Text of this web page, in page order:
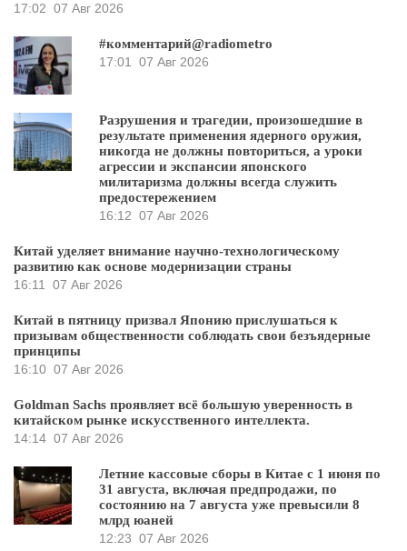
17:02 07 Авг 2026
#комментарий@radiometro
17:01
07 Авг 2026
Разрушения и трагедии, произошедшие в
результате применения ядерного оружия,
никогда не должны повториться, а уроки
агрессии и экспансии японского
милитаризма должны всегда служить
предостережением
16:12 07 Авг 2026
Китай уделяет внимание научно-технологическому
развитию как основе модернизации страны
16:11
07 Авг 2026
Китай в пятницу призвал Японию прислушаться к
призывам общественности соблюдать свои безъядерные
принципы
16:10 07 Авг 2026
Goldman Sachs проявляет всё большую уверенность в
китайском рынке искусственного интеллекта.
14:14 07 Авг 2026
Летние кассовые сборы в Китае с 1 июня по
31 августа, включая предпродажи, по
состоянию на 7 августа уже превысили 8
млрд юаней
12:23 07 Авг 2026